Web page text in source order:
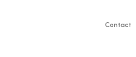
Service
Contact